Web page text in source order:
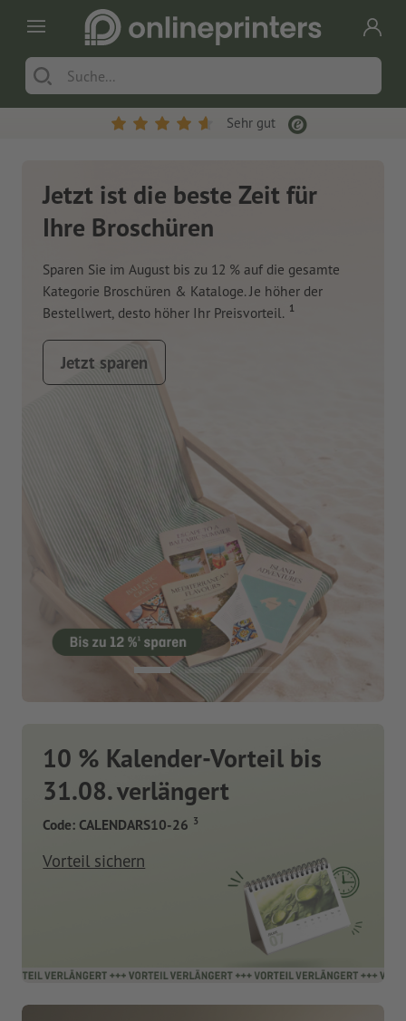
Sehr gut
Jetzt ist die beste Zeit für
Ihre Broschüren
Sparen Sie im August bis zu 12 % auf die gesamte
Kategorie Broschüren & Kataloge. Je höher der
Bestellwert, desto höher Ihr Preisvorteil. 1
Jetzt sparen
10 % Kalender-Vorteil bis
31.08. verlängert
Code: CALENDARS10-26 3
Vorteil sichern